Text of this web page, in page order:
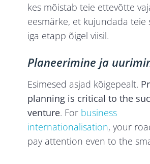
kes mõistab teie ettevõtte
eesmärke, et kujundada teie
iga etapp õigel viisil.
Planeerimine ja
Esimesed asjad kõigepealt.
planning is critical to the
venture. For business
internationalisation, your
pay attention even to the